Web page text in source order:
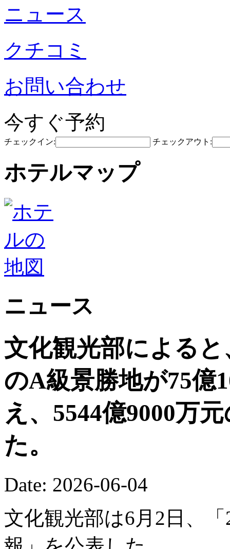
ニュース
クチコミ
お問い合わせ
今すぐ予約
チェックイン: チェックアウト:
ホテルマップ
ニュース
文化観光部によると
のA級景勝地が75億
え、5544億9000万
た。
Date: 2026-06-04
文化観光部は6月2日、